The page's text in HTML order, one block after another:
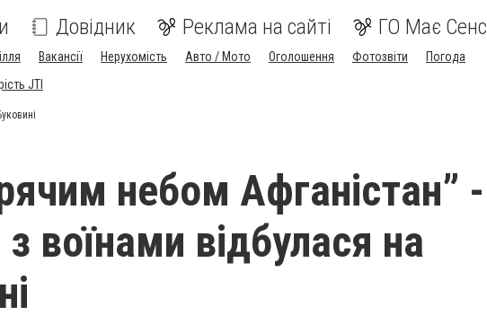
Довідник Реклама на сайті ГО Має Сенс
Вакансії Нерухомість Авто / Мото Оголошення Фотозвіти
Погода
JTI
небом Афганістан” -
з воїнами відбулася на